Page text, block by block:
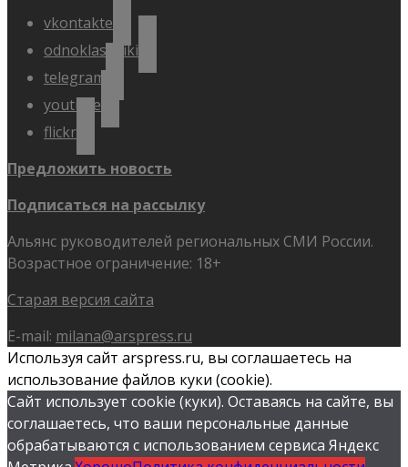
vkontakte
odnoklassniki
telegram
youtube
flickr
Предложить новость
Подписаться на рассылку
Альянс руководителей региональных СМИ России.
Возрастное ограничение: 18+
Старая версия сайта
E-mail: milana@arspress.ru
Используя сайт arspress.ru, вы соглашаетесь на
использование файлов куки (cookie).
Сайт использует cookie (куки). Оставаясь на сайте, вы
соглашаетесь, что ваши персональные данные
обрабатываются с использованием сервиса Яндекс